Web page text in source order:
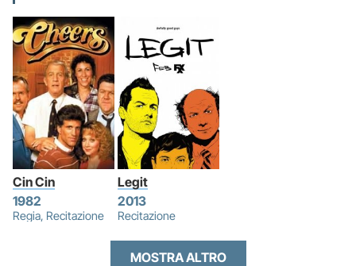
Cin Cin
1982
Regia, Recitazione
Legit
2013
Recitazione
MOSTRA ALTRO